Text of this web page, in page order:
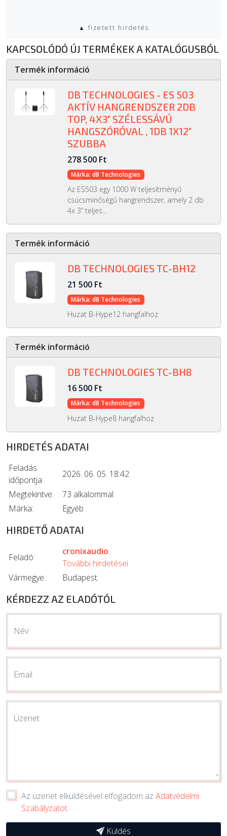
▲ fizetett hirdetés
KAPCSOLÓDÓ ÚJ TERMÉKEK A KATALÓGUSBÓL
Termék információ
DB TECHNOLOGIES - ES 503
AKTÍV HANGRENDSZER 2DB
TOP, 4X3" SZÉLESSÁVÚ
HANGSZÓRÓVAL , 1DB 1X12"
SZUBBA
278 500 Ft
Márka: dB Technologies
Az ES503 egy 1000 W teljesítményű
csúcsminőségű hangrendszer, amely 2 db
4x 3” teljes...
Termék információ
DB TECHNOLOGIES TC-BH12
21 500 Ft
Márka: dB Technologies
Huzat B-Hype12 hangfalhoz
Termék információ
DB TECHNOLOGIES TC-BH8
16 500 Ft
Márka: dB Technologies
Huzat B-Hype8 hangfalhoz
HIRDETÉS ADATAI
Feladás
időpontja:
2026. 06. 05. 18:42
Megtekintve:
73 alkalommal
Márka:
Egyéb
HIRDETŐ ADATAI
Feladó:
cronixaudio
További hirdetései
Vármegye:
Budapest
KÉRDEZZ AZ ELADÓTÓL
Név
Email
Üzenet
Az üzenet elküldésével elfogadom az Adatvédelmi
Szabályzatot.
Küldés